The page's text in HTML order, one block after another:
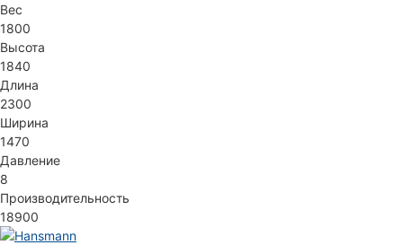
Вес
1800
Высота
1840
Длина
2300
Ширина
1470
Давление
8
Производительность
18900